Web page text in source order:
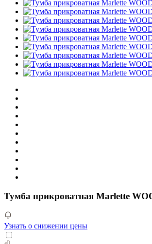
Тумба прикроватная Marlette
Узнать о снижении цены